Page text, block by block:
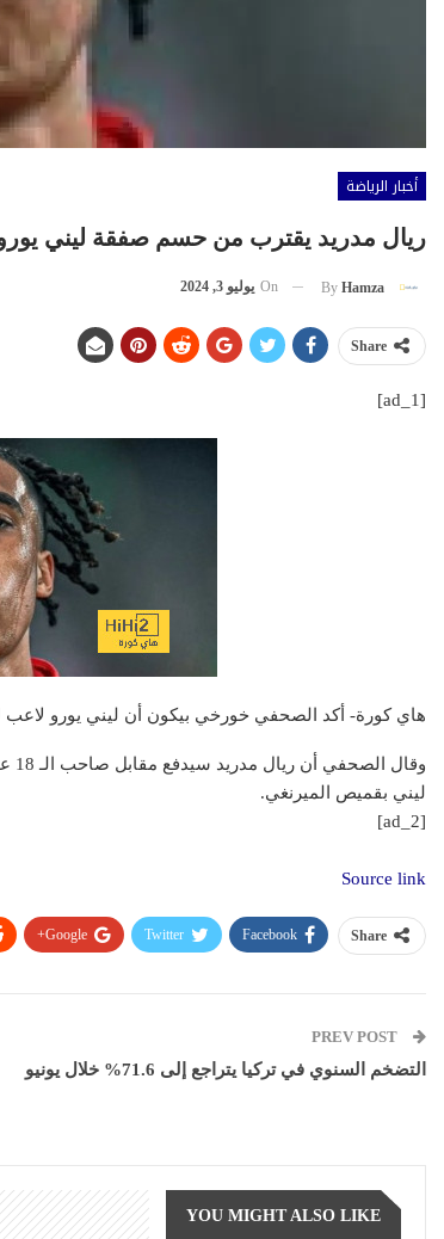
أخبار الرياضة
ريال مدريد يقترب من حسم صفقة ليني
By Hamza
On يوليو 3, 2024
Share
[ad_1]
هاي كورة- أكد الصحفي خورخي بيكون أن ليني يورو لاعب
ليني بقميص الميرنغي.
[ad_2]
Source link
Share
Facebook
Twitter
Google+
التضخم السنوي في تركيا يتراجع إلى 71.6% خلال يونيو
YOU MIGHT ALSO LIKE